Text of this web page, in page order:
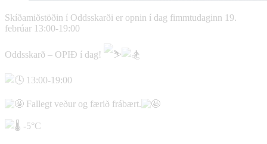
Skíðamiðstöðin í Oddsskarði er opnin í dag fimmtudaginn 19.
febrúar 13:00-19:00
Oddsskarð – OPIÐ í dag!
13:00-19:00
Fallegt veður og færið frábært.
-5°C